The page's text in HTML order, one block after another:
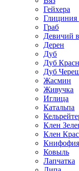
Гейхера
Глициния
Граб
Девичий
Дерен
Дуб
Дуб
Дуб
Жасмин
Живучка
Иглица
Катальпа
Клен
Клен
Книфофия
Ковыль
Лапчатка